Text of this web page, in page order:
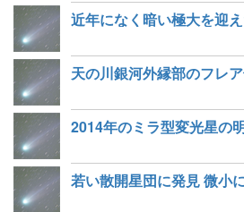
2014年のミラ型変光星の